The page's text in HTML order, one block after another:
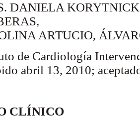
DANIELA
ARTUCIO,
de Cardiología
abril 13, 2010;
CLÍNICO